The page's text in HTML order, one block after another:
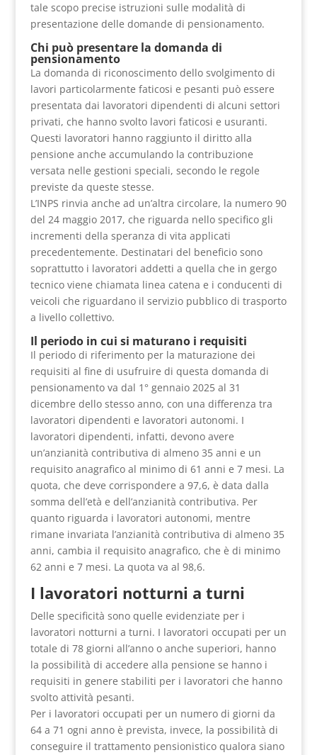
tale scopo precise istruzioni sulle modalità di
presentazione delle domande di pensionamento.
Chi può presentare la domanda di
pensionamento
La domanda di riconoscimento dello svolgimento di
lavori particolarmente faticosi e pesanti può essere
presentata dai lavoratori dipendenti di alcuni settori
privati, che hanno svolto lavori faticosi e usuranti.
Questi lavoratori hanno raggiunto il diritto alla
pensione anche accumulando la contribuzione
versata nelle gestioni speciali, secondo le regole
previste da queste stesse.
L’INPS rinvia anche ad un’altra circolare, la numero 90
del 24 maggio 2017, che riguarda nello specifico gli
incrementi della speranza di vita applicati
precedentemente. Destinatari del beneficio sono
soprattutto i lavoratori addetti a quella che in gergo
tecnico viene chiamata linea catena e i conducenti di
veicoli che riguardano il servizio pubblico di trasporto
a livello collettivo.
Il periodo in cui si maturano i requisiti
Il periodo di riferimento per la maturazione dei
requisiti al fine di usufruire di questa domanda di
pensionamento va dal 1° gennaio 2025 al 31
dicembre dello stesso anno, con una differenza tra
lavoratori dipendenti e lavoratori autonomi. I
lavoratori dipendenti, infatti, devono avere
un’anzianità contributiva di almeno 35 anni e un
requisito anagrafico al minimo di 61 anni e 7 mesi. La
quota, che deve corrispondere a 97,6, è data dalla
somma dell’età e dell’anzianità contributiva. Per
quanto riguarda i lavoratori autonomi, mentre
rimane invariata l’anzianità contributiva di almeno 35
anni, cambia il requisito anagrafico, che è di minimo
62 anni e 7 mesi. La quota va al 98,6.
I lavoratori notturni a turni
Delle specificità sono quelle evidenziate per i
lavoratori notturni a turni. I lavoratori occupati per un
totale di 78 giorni all’anno o anche superiori, hanno
la possibilità di accedere alla pensione se hanno i
requisiti in genere stabiliti per i lavoratori che hanno
svolto attività pesanti.
Per i lavoratori occupati per un numero di giorni da
64 a 71 ogni anno è prevista, invece, la possibilità di
conseguire il trattamento pensionistico qualora siano